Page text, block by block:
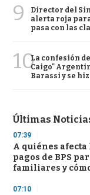
9
Director del
alerta roja
pasa con las
10La confesión
Caigo"
Barassi y se
Últimas
07:39
A quiénes
pagos de BPS
familiares y
07:10